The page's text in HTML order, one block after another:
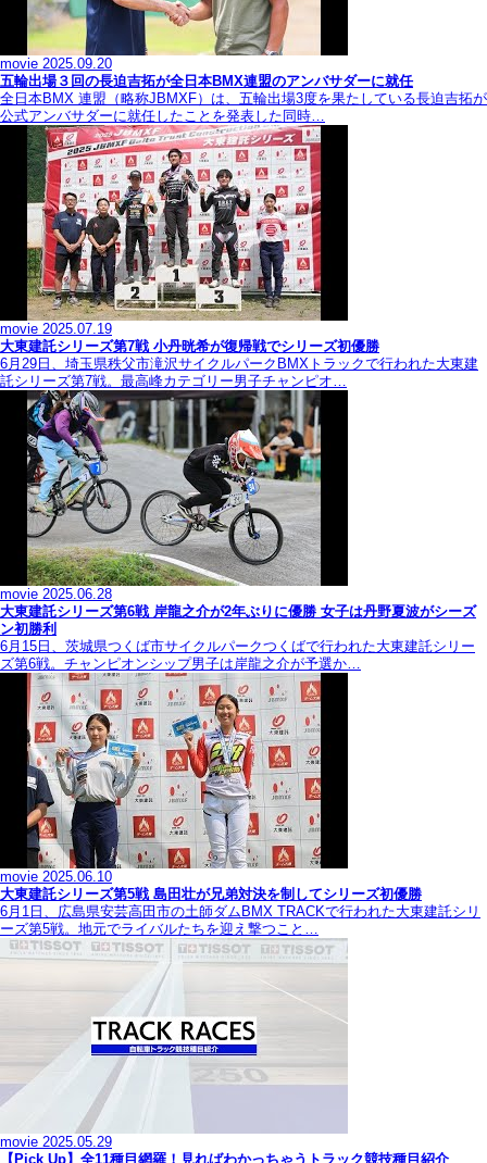
movie 2025.09.20
五輪出場３回の長迫吉拓が全日本BMX連盟のアンバサダーに就任
全日本BMX 連盟（略称JBMXF）は、五輪出場3度を果たしている長迫吉拓が
公式アンバサダーに就任したことを発表した同時…
movie 2025.07.19
大東建託シリーズ第7戦 ⼩丹晄希が復帰戦でシリーズ初優勝
6月29日、埼玉県秩父市滝沢サイクルパークBMXトラックで行われた大東建
託シリーズ第7戦。最高峰カテゴリー男子チャンピオ…
movie 2025.06.28
大東建託シリーズ第6戦 岸龍之介が2年ぶりに優勝 女子は丹野夏波がシーズ
ン初勝利
6月15日、茨城県つくば市サイクルパークつくばで行われた大東建託シリー
ズ第6戦。チャンピオンシップ男子は岸龍之介が予選か…
movie 2025.06.10
大東建託シリーズ第5戦 島田壮が兄弟対決を制してシリーズ初優勝
6月1日、広島県安芸高田市の土師ダムBMX TRACKで行われた大東建託シリ
ーズ第5戦。地元でライバルたちを迎え撃つこと…
movie 2025.05.29
【Pick Up】全11種目網羅！見ればわかっちゃうトラック競技種目紹介